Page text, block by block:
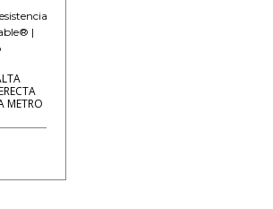
METRO